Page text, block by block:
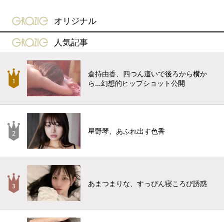
gravure-grazie
オリジナル
gravure-grazie
人気記事
倉持由香、四つん這いで後ろから横か
ら…幻想的ヒップショット公開
星野琴、あふれ出す色香
あまつまりな、すっぴん寝ころび誘惑